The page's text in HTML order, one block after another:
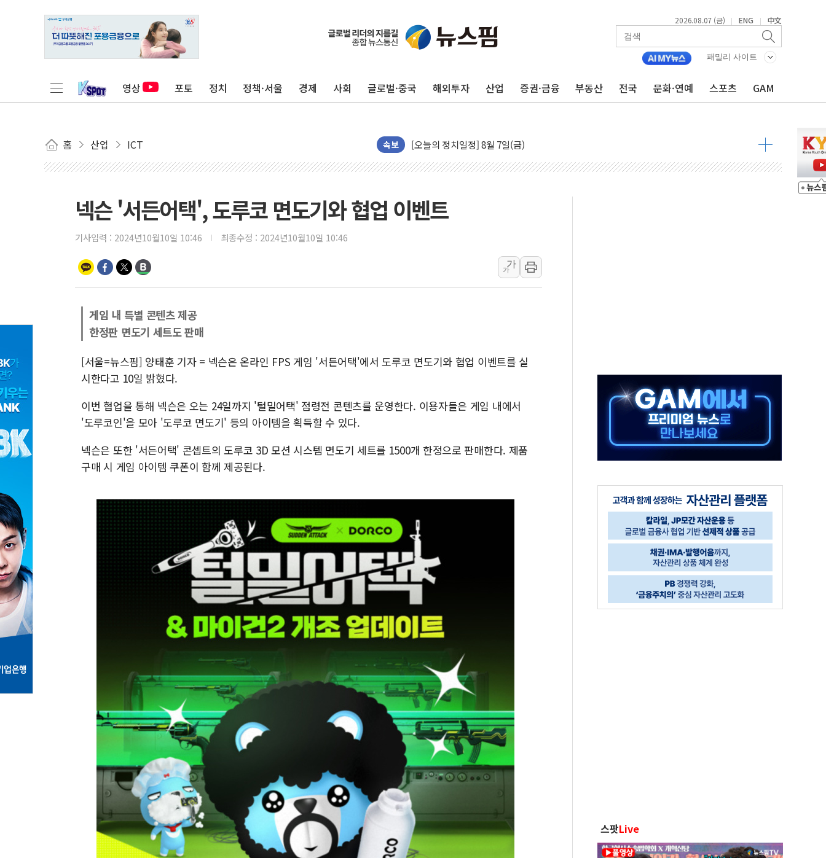
2026.08.07 (금) | ENG | 中文
패밀리 사이트
영상 포토 정치 정책·서울 경제 사회 글로벌·중국 해외투자 산업 증권·금융 부동산 전국 문화·연예 스포츠 GAM
홈 산업 ICT 속보
이란, 오만과 호르무즈 해협 재개방 합의 막바지.."美와 직접 협상 없어"
[민주 당권주자 일정] 송영길·정청래·김민석 후보 - 8월 7일
[오늘의 정치일정] 8월 7일(금)
[오늘의 국회일정] 상임위·세미나·기자회견·주요 정당 - 8월 7일
유럽증시, 견조한 실적 소화하며 대부분 상승… "2분기 기업 순이익 21% 증가" 전망
리투아니아 국방 "러, 우크라 드론으로 나토 회원국 공격 검토… 거짓 깃발 작전"
뉴욕증시 개장 전 특징주...모더나·아이온큐·도어대시↑ VS 샌디스크·피그마·앱러빈↓
김정관 장관 "영업이익 N% 성과급 반대…상법·자본시장법 개정 논의"
뉴욕증시 프리뷰, 미 주가선물 AI주 차익실현 속 혼조세...웨스턴디지털·샌디스크↓
러, 1인칭시점 드론으로 우크라 민간인 '사파리' 공격… 시민들 공포감 극대화 전략
[베트남 증시] 지수 하락 속 'DGC' 임시 주총 기대감에 홀로 상한가…마진 잔액은 사상 최고
'월가의 황제' 다이먼 "금융시장 레버리지 위험수위…숨은 차입이 더 큰 변수"
넥슨 '서든어택', 도루코 면도기와 협업 이벤트
기사입력 : 2024년10월10일 10:46 최종수정 : 2024년10월10일 10:46
가
가
게임 내 특별 콘텐츠 제공
한정판 면도기 세트도 판매
[서울=뉴스핌] 양태훈 기자 = 넥슨은 온라인 FPS 게임 '서든어택'에서 도루코 면도기와 협업 이벤트를 실
시한다고 10일 밝혔다.
이번 협업을 통해 넥슨은 오는 24일까지 '털밀어택' 점령전 콘텐츠를 운영한다. 이용자들은 게임 내에서
'도루코인'을 모아 '도루코 면도기' 등의 아이템을 획득할 수 있다.
넥슨은 또한 '서든어택' 콘셉트의 도루코 3D 모션 시스템 면도기 세트를 1500개 한정으로 판매한다. 제품
구매 시 게임 아이템 쿠폰이 함께 제공된다.
스팟Live